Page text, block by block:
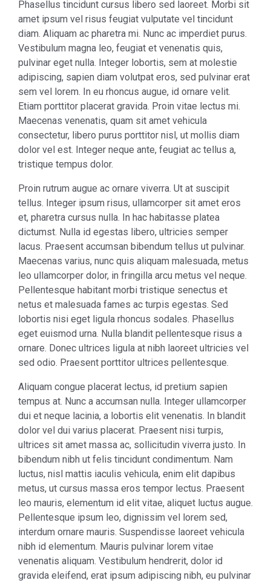
Phasellus tincidunt cursus libero sed laoreet. Morbi sit
amet ipsum vel risus feugiat vulputate vel tincidunt
diam. Aliquam ac pharetra mi. Nunc ac imperdiet purus.
Vestibulum magna leo, feugiat et venenatis quis,
pulvinar eget nulla. Integer lobortis, sem at molestie
adipiscing, sapien diam volutpat eros, sed pulvinar erat
sem vel lorem. In eu rhoncus augue, id ornare velit.
Etiam porttitor placerat gravida. Proin vitae lectus mi.
Maecenas venenatis, quam sit amet vehicula
consectetur, libero purus porttitor nisl, ut mollis diam
dolor vel est. Integer neque ante, feugiat ac tellus a,
tristique tempus dolor.
Proin rutrum augue ac ornare viverra. Ut at suscipit
tellus. Integer ipsum risus, ullamcorper sit amet eros
et, pharetra cursus nulla. In hac habitasse platea
dictumst. Nulla id egestas libero, ultricies semper
lacus. Praesent accumsan bibendum tellus ut pulvinar.
Maecenas varius, nunc quis aliquam malesuada, metus
leo ullamcorper dolor, in fringilla arcu metus vel neque.
Pellentesque habitant morbi tristique senectus et
netus et malesuada fames ac turpis egestas. Sed
lobortis nisi eget ligula rhoncus sodales. Phasellus
eget euismod urna. Nulla blandit pellentesque risus a
ornare. Donec ultrices ligula at nibh laoreet ultricies vel
sed odio. Praesent porttitor ultrices pellentesque.
Aliquam congue placerat lectus, id pretium sapien
tempus at. Nunc a accumsan nulla. Integer ullamcorper
dui et neque lacinia, a lobortis elit venenatis. In blandit
dolor vel dui varius placerat. Praesent nisi turpis,
ultrices sit amet massa ac, sollicitudin viverra justo. In
bibendum nibh ut felis tincidunt condimentum. Nam
luctus, nisl mattis iaculis vehicula, enim elit dapibus
metus, ut cursus massa eros tempor lectus. Praesent
leo mauris, elementum id elit vitae, aliquet luctus augue.
Pellentesque ipsum leo, dignissim vel lorem sed,
interdum ornare mauris. Suspendisse laoreet vehicula
nibh id elementum. Mauris pulvinar lorem vitae
venenatis aliquam. Vestibulum hendrerit, dolor id
gravida eleifend, erat ipsum adipiscing nibh, eu pulvinar